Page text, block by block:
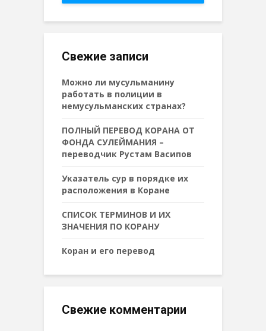
Свежие записи
Можно ли мусульманину
работать в полиции в
немусульманских странах?
ПОЛНЫЙ ПЕРЕВОД КОРАНА ОТ
ФОНДА СУЛЕЙМАНИЯ –
переводчик Рустам Васипов
Указатель сур в порядке их
расположения в Коране
СПИСОК ТЕРМИНОВ И ИХ
ЗНАЧЕНИЯ ПО КОРАНУ
Коран и его перевод
Свежие комментарии